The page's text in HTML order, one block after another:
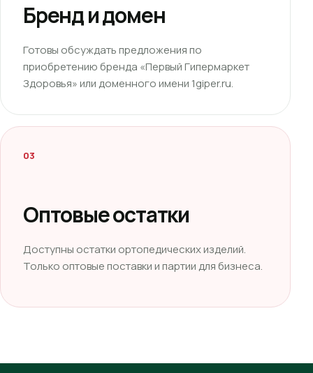
Бренд и домен
Готовы обсуждать предложения по
приобретению бренда «Первый Гипермаркет
Здоровья» или доменного имени 1giper.ru.
03
Оптовые остатки
Доступны остатки ортопедических изделий.
Только оптовые поставки и партии для бизнеса.